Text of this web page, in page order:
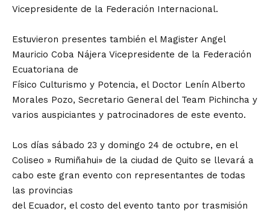
Vicepresidente de la Federación Internacional.
Estuvieron presentes también el Magister Angel
Mauricio Coba Nájera Vicepresidente de la Federación
Ecuatoriana de
Físico Culturismo y Potencia, el Doctor Lenín Alberto
Morales Pozo, Secretario General del Team Pichincha y
varios auspiciantes y patrocinadores de este evento.
Los días sábado 23 y domingo 24 de octubre, en el
Coliseo » Rumiñahui» de la ciudad de Quito se llevará a
cabo este gran evento con representantes de todas
las provincias
del Ecuador, el costo del evento tanto por trasmisión